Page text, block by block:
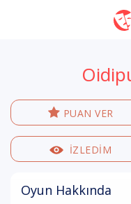
PUAN VER
İZLEDİM
Oyun Hakkında